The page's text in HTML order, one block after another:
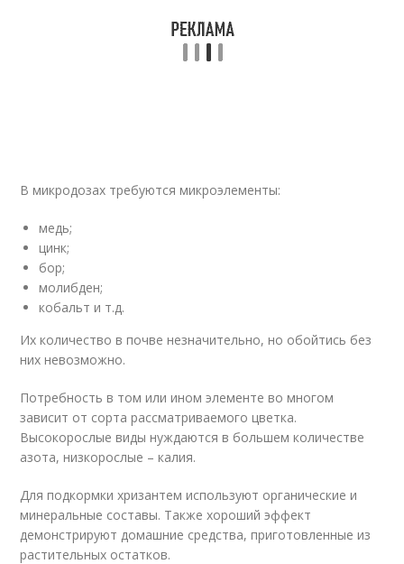
В микродозах требуются микроэлементы:
медь;
цинк;
бор;
молибден;
кобальт и т.д.
Их количество в почве незначительно, но обойтись без
них невозможно.
Потребность в том или ином элементе во многом
зависит от сорта рассматриваемого цветка.
Высокорослые виды нуждаются в большем количестве
азота, низкорослые – калия.
Для подкормки хризантем используют органические и
минеральные составы. Также хороший эффект
демонстрируют домашние средства, приготовленные из
растительных остатков.